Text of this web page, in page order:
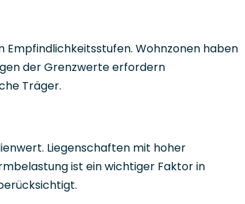
Wohnzonen haben
der Grenzwerte erfordern
Träger.
Liegenschaften mit hoher
ist ein wichtiger Faktor in